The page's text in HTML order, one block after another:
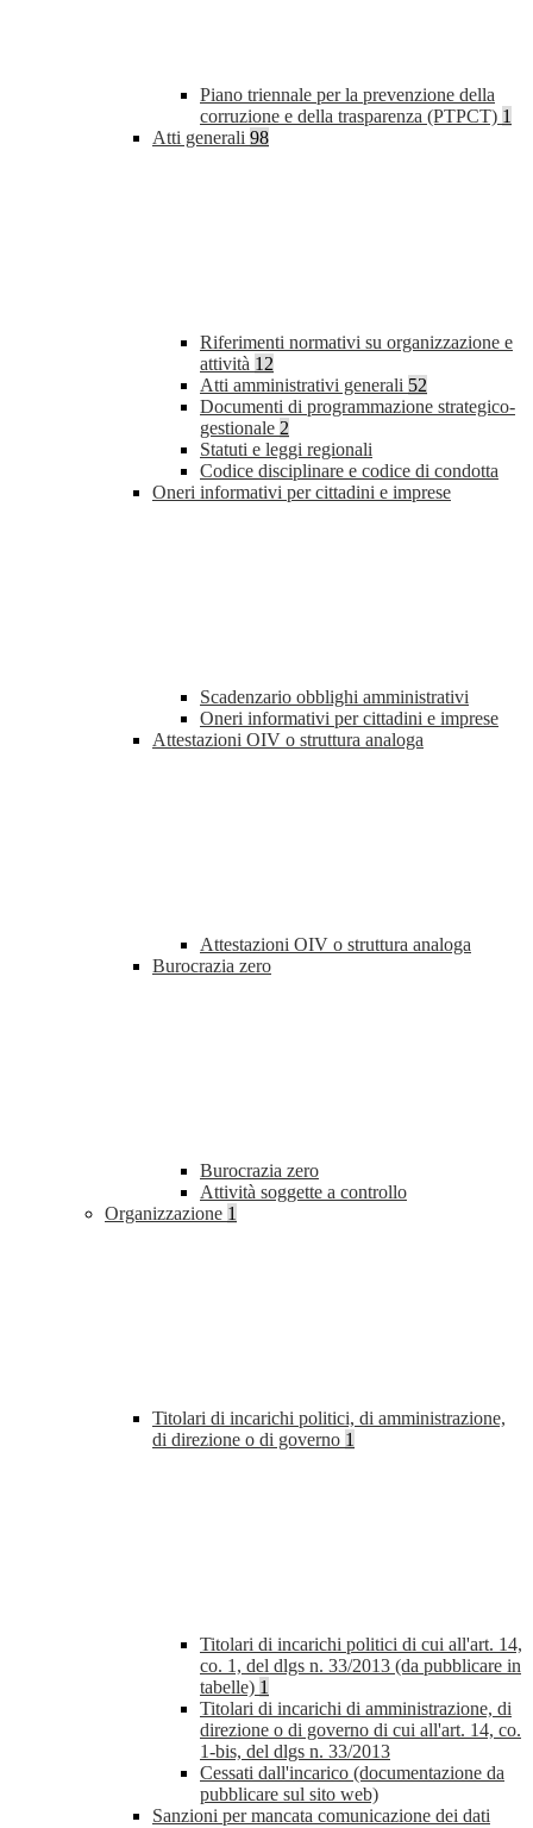
Piano triennale per la prevenzione della
corruzione e della trasparenza (PTPCT) 1
Atti generali 98
Riferimenti normativi su organizzazione e
attività 12
Atti amministrativi generali 52
Documenti di programmazione strategico-
gestionale 2
Statuti e leggi regionali
Codice disciplinare e codice di condotta
Oneri informativi per cittadini e imprese
Scadenzario obblighi amministrativi
Oneri informativi per cittadini e imprese
Attestazioni OIV o struttura analoga
Attestazioni OIV o struttura analoga
Burocrazia zero
Burocrazia zero
Attività soggette a controllo
Organizzazione 1
Titolari di incarichi politici, di amministrazione,
di direzione o di governo 1
Titolari di incarichi politici di cui all'art. 14,
co. 1, del dlgs n. 33/2013 (da pubblicare in
tabelle) 1
Titolari di incarichi di amministrazione, di
direzione o di governo di cui all'art. 14, co.
1-bis, del dlgs n. 33/2013
Cessati dall'incarico (documentazione da
pubblicare sul sito web)
Sanzioni per mancata comunicazione dei dati